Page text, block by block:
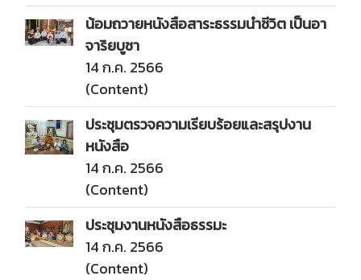
น้อมถวายหนังสือสาระธรรมนำชีวิต เป็นอา
จาริยบูชา
14 ก.ค. 2566
(Content)
ประชุมตรวจความเรียบร้อยและสรุปงาน
หนังสือ
14 ก.ค. 2566
(Content)
ประชุมงานหนังสือธรรมะ
14 ก.ค. 2566
(Content)